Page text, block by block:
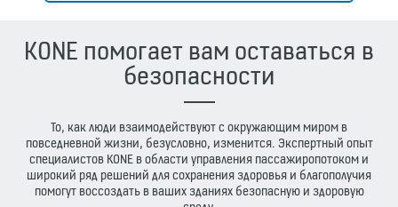
KONE помогает вам оставаться в
безопасности
То, как люди взаимодействуют с окружающим миром в
повседневной жизни, безусловно, изменится. Экспертный опыт
специалистов KONE в области управления пассажиропотоком и
широкий ряд решений для сохранения здоровья и благополучия
помогут воссоздать в ваших зданиях безопасную и здоровую